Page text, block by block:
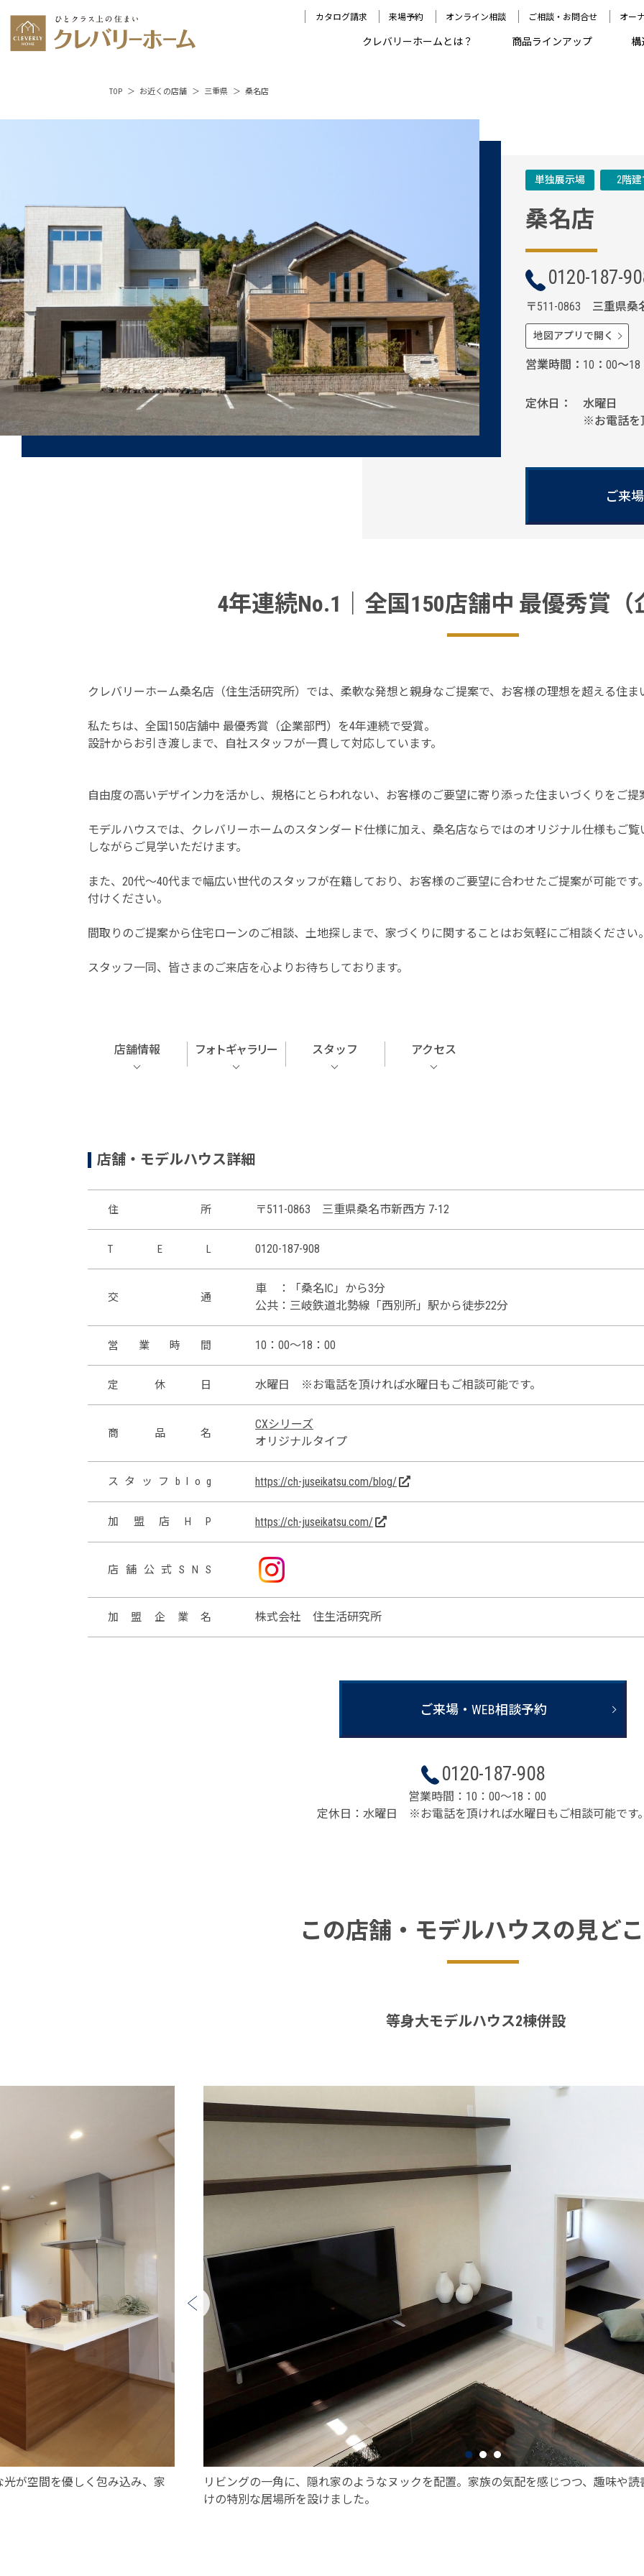
カタログ請求 来場予約 オンライン相談 ご相談・お問合せ オー
クレバリーホームとは？ 商品ラインアップ 構
TOP お近くの店舗 三重県 桑名店
単独展示場 2階
桑名店
0120-187-
〒511-0863 三重県桑
地図アプリで開く
営業時間 10：00～18
定休日
水曜日
※お電話を
ご来
4年連続No.1｜全国150店舗中 最優秀賞
クレバリーホーム桑名店（住生活研究所）では、柔軟な発想と親身なご提案で、お客様の理想を超える住ま
私たちは、全国150店舗中 最優秀賞（企業部門）を4年連続で受賞。
設計からお引き渡しまで、自社スタッフが一貫して対応しています。
自由度の高いデザイン力を活かし、規格にとらわれない、お客様のご要望に寄り添った住まいづくりをご提
モデルハウスでは、クレバリーホームのスタンダード仕様に加え、桑名店ならではのオリジナル仕様もご
しながらご見学いただけます。
また、20代～40代まで幅広い世代のスタッフが在籍しており、お客様のご要望に合わせたご提案が可能で
付けください。
間取りのご提案から住宅ローンのご相談、土地探しまで、家づくりに関することはお気軽にご相談ください
スタッフ一同、皆さまのご来店を心よりお待ちしております。
店舗情報 フォトギャラリー スタッフ アクセス
店舗・モデルハウス詳細
住 所 〒511-0863 三重県桑名市新西方 7-12
T E L 0120-187-908
交 通
車 ：「桑名IC」から3分
公共：三岐鉄道北勢線「西別所」駅から徒歩22分
営 業 時 間 10：00～18：00
定 休 日 水曜日 ※お電話を頂ければ水曜日もご相談可能です。
商 品 名
CXシリーズ
オリジナルタイプ
ス タ ッ フ b l o g https://ch-juseikatsu.com/blog/
加 盟 店 H P https://ch-juseikatsu.com/
店 舗 公 式 S N S
加 盟 企 業 名 株式会社 住生活研究所
ご来場・WEB相談予約
0120-187-908
営業時間：10：00～18：00
定休日：水曜日 ※お電話を頂ければ水曜日もご相談可能です
この店舗・ モデルハウスの見ど
等身大モデルハウス2棟併設
が空間を優しく包み込み、家
リビングの一角に、隠れ家のようなヌックを配置。家族の気配を感じつつ、趣味や
けの特別な居場所を設けました。